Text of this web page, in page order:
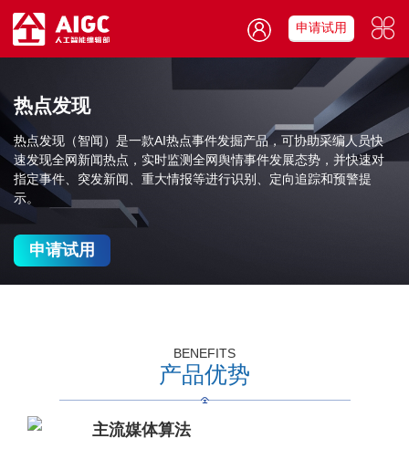
申请试用
热点发现
热点发现（智闻）是一款AI热点事件发掘产品，可协助采编人员快
速发现全网新闻热点，实时监测全网舆情事件发展态势，并快速对
指定事件、突发新闻、 重大情报等进行识别、定向追踪和预警提
示。
申请试用
BENEFITS
产品优势
主流媒体算法